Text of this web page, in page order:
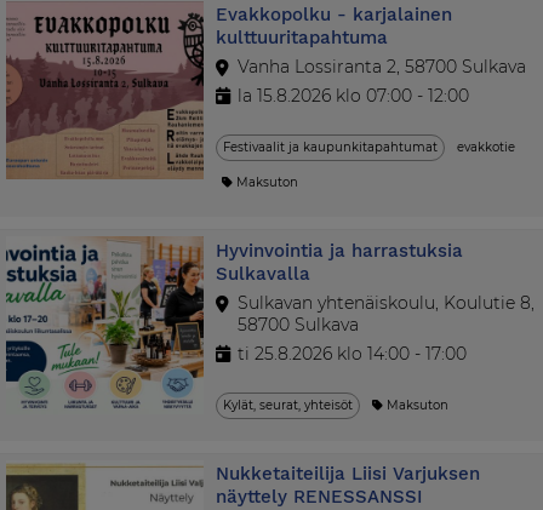
Evakkopolku - karjalainen
kulttuuritapahtuma
Vanha Lossiranta 2, 58700 Sulkava
la 15.8.2026 klo 07:00 - 12:00
Festivaalit ja kaupunkitapahtumat evakkotie
Maksuton
Hyvinvointia ja harrastuksia
Sulkavalla
Sulkavan yhtenäiskoulu, Koulutie 8,
58700 Sulkava
ti 25.8.2026 klo 14:00 - 17:00
Kylät, seurat, yhteisöt Maksuton
Nukketaiteilija Liisi Varjuksen
näyttely RENESSANSSI